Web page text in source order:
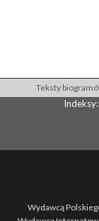
Teksty
Indeksy:
Wydawcą